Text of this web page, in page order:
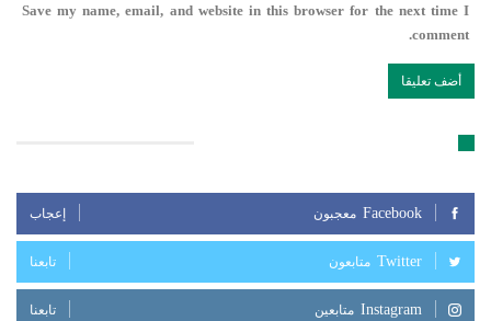
Save my name, email, and website in this browser for the next time I
comment.
Facebook معجبون إعجاب
Twitter متابعون تابعنا
Instagram متابعين تابعنا